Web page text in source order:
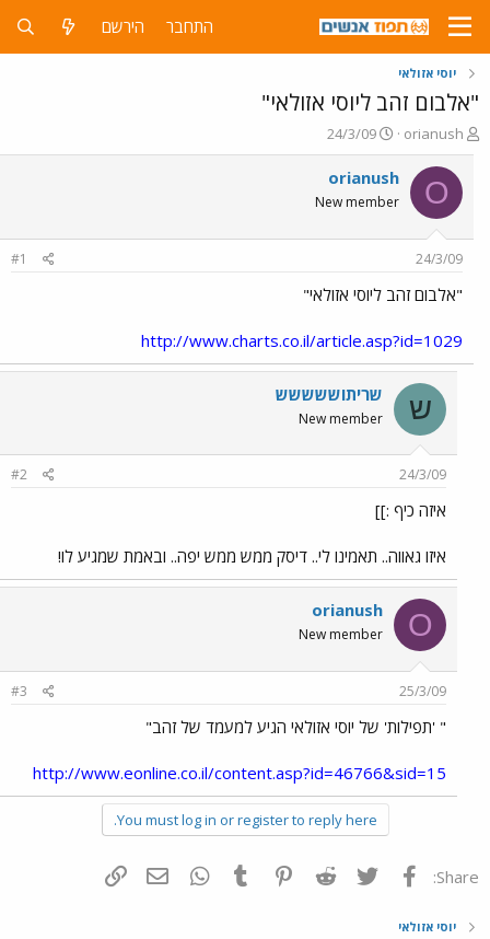
התחבר הירשם
יוסי אזולאי
"אלבום זהב ליוסי אזולאי"
פ
ו
ת
ח
ה
ו
ש
א
orianush
פ
ו
ר
ם
ר
24/3/09
O
orianush
New member
24/3/09
#1
"אלבום זהב ליוסי אזולאי"
http://www.charts.co.il/article.asp?id=1029
ש שריתוששששש
New member
24/3/09
#2
איזה כיף :]]
איזו גאווה.. תאמינו לי.. דיסק ממש ממש יפה.. ובאמת שמגיע לו!
O
orianush
New member
25/3/09
#3
" 'תפילות' של יוסי אזולאי הגיע למעמד של זהב"
http://www.eonline.co.il/content.asp?id=46766&sid=15
You must log in or register to reply here.
Share: פייסבוק Twitter
Reddit
Pinterest
Tumblr
WhatsAppדואר אלקטרוני
יוסי אזולאי